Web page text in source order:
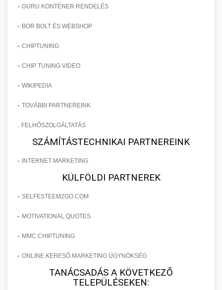
- GURU KONTÉNER RENDELÉS
- BOR BOLT ÉS WEBSHOP
- CHIPTUNING
- CHIP TUNING VIDEO
- WIKIPEDIA
- TOVÁBBI PARTNEREINK
FELHŐSZOLGÁLTATÁS
SZÁMÍTÁSTECHNIKAI PARTNEREINK
- INTERNET MARKETING
KÜLFÖLDI PARTNEREK
- SELFESTEEM2GO.COM
- MOTIVATIONAL QUOTES
- MMC CHIPTUNING
- ONLINE KERESŐ MARKETING ÜGYNÖKSÉG
TANÁCSADÁS A KÖVETKEZŐ
TELEPÜLÉSEKEN: